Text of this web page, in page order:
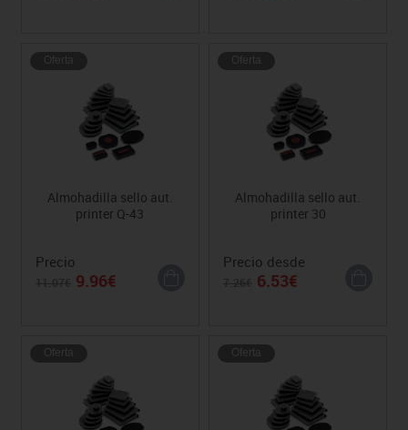
Oferta
Almohadilla sello aut.
printer Q-43
Precio
9.96€
Oferta
Almohadilla sello aut.
printer 30
Precio desde
6.53€
Oferta Oferta